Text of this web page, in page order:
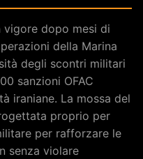
vigore dopo mesi di
della Marina
degli scontri militari
sanzioni OFAC
iraniane. La mossa del
proprio per
per rafforzare le
senza violare